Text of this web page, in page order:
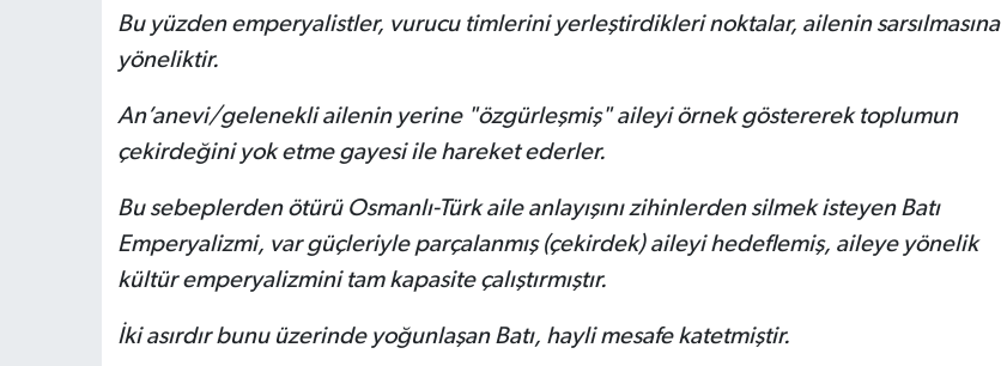
Bu yüzden emperyalistler, vurucu timlerini yerleştirdikleri noktalar, ailenin sarsılmasına
yöneliktir.
An’anevi/gelenekli ailenin yerine "özgürleşmiş" aileyi örnek göstererek toplumun
çekirdeğini yok etme gayesi ile hareket ederler.
Bu sebeplerden ötürü Osmanlı-Türk aile anlayışını zihinlerden silmek isteyen Batı
Emperyalizmi, var güçleriyle parçalanmış (çekirdek) aileyi hedeflemiş, aileye yönelik
kültür emperyalizmini tam kapasite çalıştırmıştır.
İki asırdır bunu üzerinde yoğunlaşan Batı, hayli mesafe katetmiştir.